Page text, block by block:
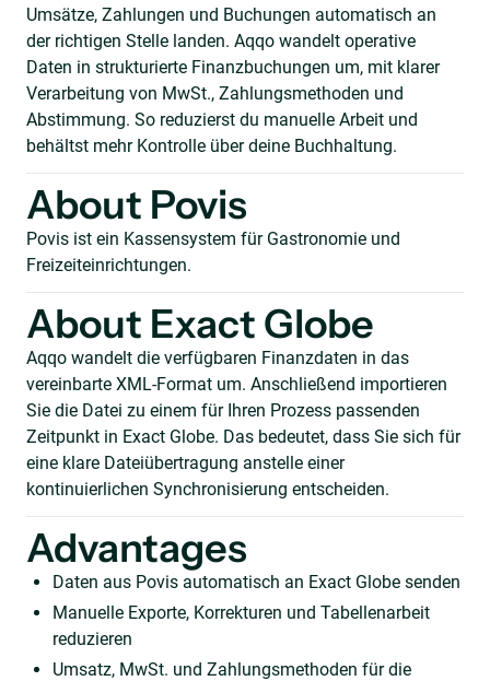
Umsätze, Zahlungen und Buchungen automatisch an
der richtigen Stelle landen. Aqqo wandelt operative
Daten in strukturierte Finanzbuchungen um, mit klarer
Verarbeitung von MwSt., Zahlungsmethoden und
Abstimmung. So reduzierst du manuelle Arbeit und
behältst mehr Kontrolle über deine Buchhaltung.
About Povis
Povis ist ein Kassensystem für Gastronomie und
Freizeiteinrichtungen.
About Exact Globe
Aqqo wandelt die verfügbaren Finanzdaten in das
vereinbarte XML-Format um. Anschließend importieren
Sie die Datei zu einem für Ihren Prozess passenden
Zeitpunkt in Exact Globe. Das bedeutet, dass Sie sich für
eine klare Dateiübertragung anstelle einer
kontinuierlichen Synchronisierung entscheiden.
Advantages
Daten aus Povis automatisch an Exact Globe senden
Manuelle Exporte, Korrekturen und Tabellenarbeit
reduzieren
Umsatz, MwSt. und Zahlungsmethoden für die